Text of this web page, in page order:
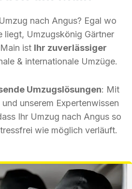
nach Angus? Egal wo
liegt, Umzugskönig Gärtner
ist Ihr zuverlässiger
& internationale Umzüge.
Umzugslösungen: Mit
unserem Expertenwissen
Ihr Umzug nach Angus so
wie möglich verläuft.